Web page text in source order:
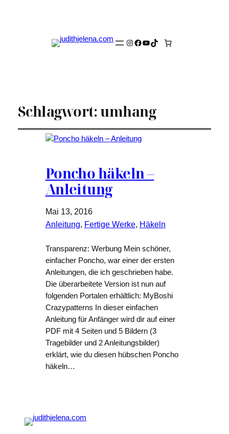
Instagram
Facebook
YouTube
TikTok
Schlagwort: umhang
Poncho häkeln –
Anleitung
Mai 13, 2016
Anleitung, Fertige Werke, Häkeln
Transparenz: Werbung Mein schöner,
einfacher Poncho, war einer der ersten
Anleitungen, die ich geschrieben habe.
Die überarbeitete Version ist nun auf
folgenden Portalen erhältlich: MyBoshi
Crazypatterns In dieser einfachen
Anleitung für Anfänger wird dir auf einer
PDF mit 4 Seiten und 5 Bildern (3
Tragebilder und 2 Anleitungsbilder)
erklärt, wie du diesen hübschen Poncho
häkeln…